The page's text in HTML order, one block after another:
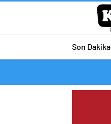
Son Dakika